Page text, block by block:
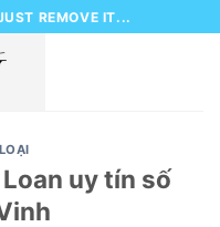
REMOVE IT...
uy tín số